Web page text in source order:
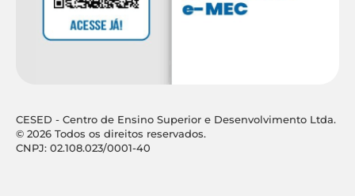
CESED - Centro de Ensino Superior e Desenvolvimento Ltda.
© 2026 Todos os direitos reservados.
CNPJ: 02.108.023/0001-40